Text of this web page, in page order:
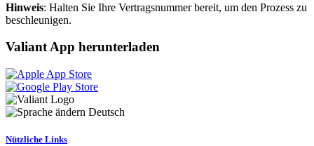
Hinweis: Halten Sie Ihre Vertragsnummer bereit, um den Prozess zu
beschleunigen.
Valiant App herunterladen
Deutsch
Nützliche Links